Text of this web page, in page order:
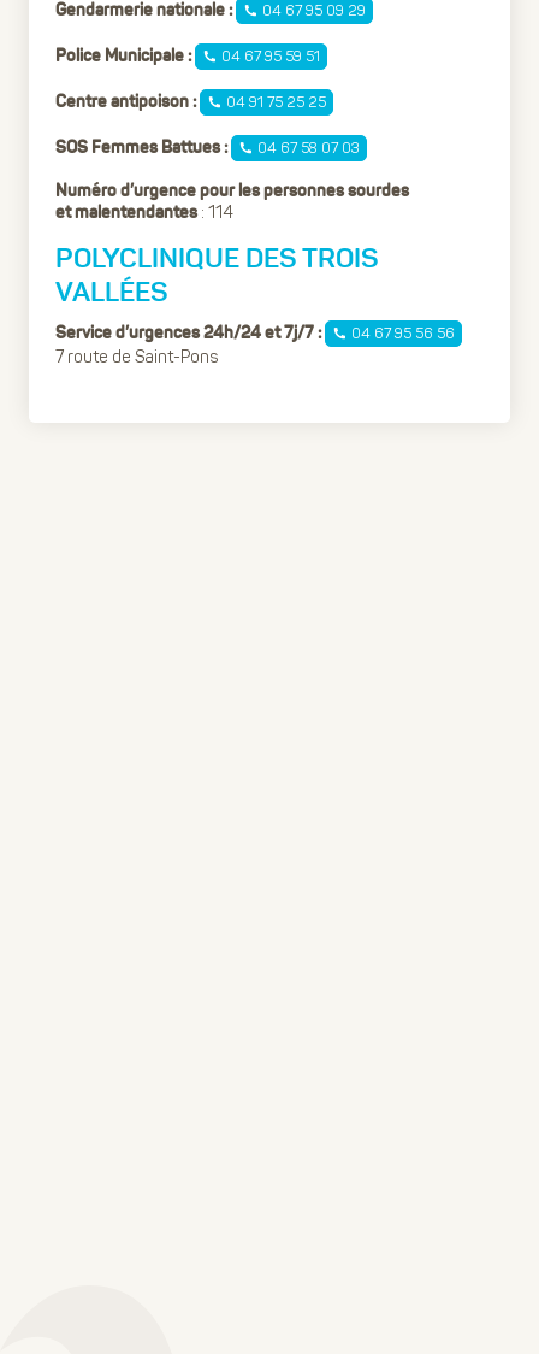
Gendarmerie nationale : 04 67 95 09 29
Police Municipale : 04 67 95 59 51
Centre antipoison : 04 91 75 25 25
SOS Femmes Battues : 04 67 58 07 03
Numéro d’urgence pour les personnes sourdes
et malentendantes : 114
POLYCLINIQUE DES TROIS
VALLÉES
Service d’urgences 24h/24 et 7j/7 : 04 67 95 56 56
7 route de Saint-Pons